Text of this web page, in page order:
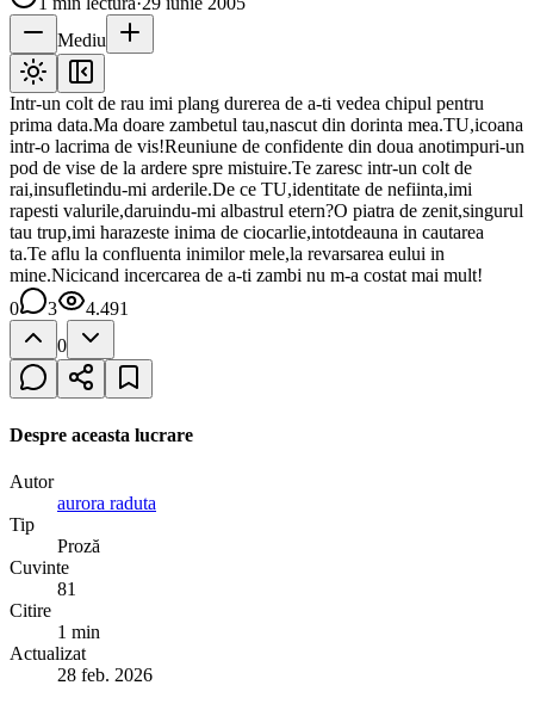
Mediu
Intr-un colt de rau imi plang durerea de a-ti vedea chipul pentru
prima data.Ma doare zambetul tau,nascut din dorinta mea.TU,icoana
intr-o lacrima de vis!Reuniune de confidente din doua anotimpuri-un
pod de vise de la ardere spre mistuire.Te zaresc intr-un colt de
rai,insufletindu-mi arderile.De ce TU,identitate de nefiinta,imi
rapesti valurile,daruindu-mi albastrul etern?O piatra de zenit,singurul
tau trup,imi harazeste inima de ciocarlie,intotdeauna in cautarea
ta.Te aflu la confluenta inimilor mele,la revarsarea eului in
mine.Nicicand incercarea de a-ti zambi nu m-a costat mai mult!
0
3
4.491
0
Despre aceasta lucrare
Autor
aurora raduta
Tip
Proză
Cuvinte
81
Citire
1 min
Actualizat
28 feb. 2026